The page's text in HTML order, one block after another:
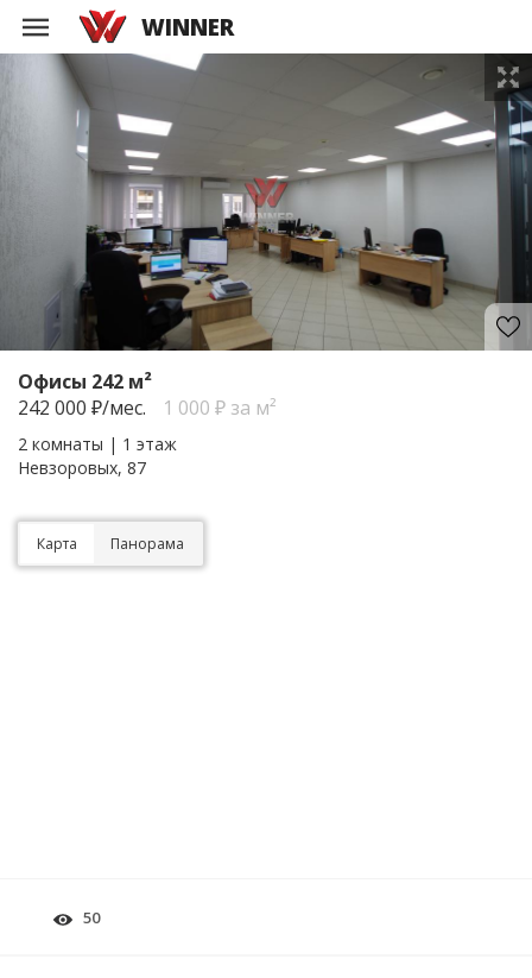
WINNER
Офисы 242 м²
242 000 ₽/мес. 1 000 ₽ за м²
2 комнаты | 1 этаж
Невзоровых, 87
Карта Панорама
50